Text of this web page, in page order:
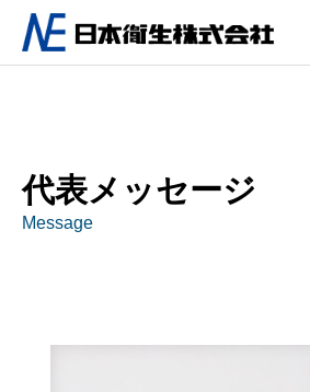
代表メッセージ
Message